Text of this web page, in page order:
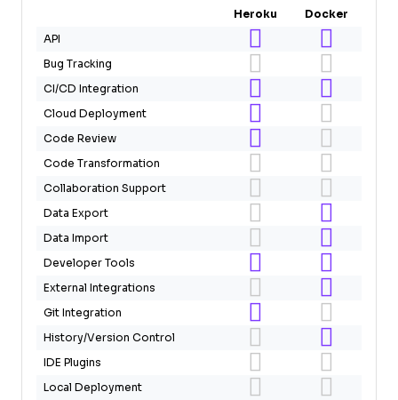
Heroku
Docker
API
Bug Tracking
CI/CD Integration
Cloud Deployment
Code Review
Code Transformation
Collaboration Support
Data Export
Data Import
Developer Tools
External Integrations
Git Integration
History/Version Control
IDE Plugins
Local Deployment